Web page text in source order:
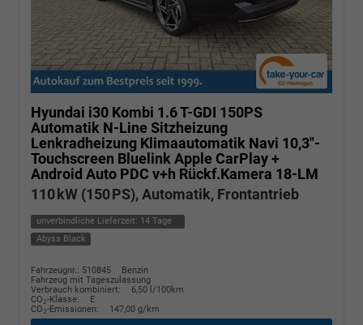
Hyundai i30 Kombi 1.6 T-GDI 150PS
Automatik N-Line Sitzheizung
Lenkradheizung Klimaautomatik Navi 10,3"-
Touchscreen Bluelink Apple CarPlay +
Android Auto PDC v+h Rückf.Kamera 18-LM
110 kW (150 PS), Automatik, Frontantrieb
unverbindliche Lieferzeit: 14 Tage
Abyss Black
Fahrzeugnr.: 510845
Benzin
Fahrzeug mit Tageszulassung
Verbrauch kombiniert:
6,50 l/100km
CO2-Klasse:
E
CO2-Emissionen: 147,00 g/km